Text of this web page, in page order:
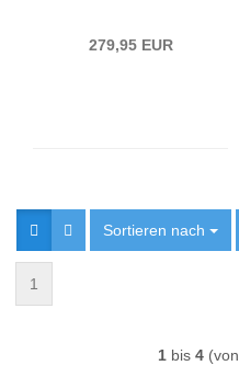
2.0, 2.0T / DSG,
279,95 EUR
Sortieren nach
Sortieren nach
1
1 bis 4